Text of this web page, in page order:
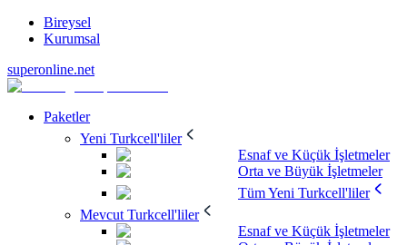
Bireysel
Kurumsal
superonline.net
Paketler
Yeni Turkcell'liler
Esnaf ve Küçük İşletmeler
Orta ve Büyük İşletmeler
Tüm Yeni Turkcell'liler
Mevcut Turkcell'liler
Esnaf ve Küçük İşletmeler